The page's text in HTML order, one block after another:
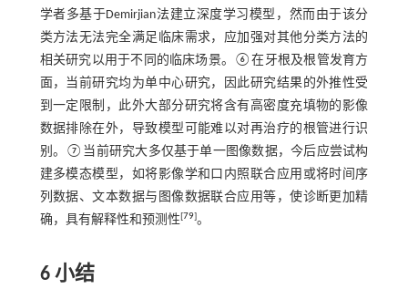
学者多基于Demirjian法建立深度学习模型，然而由于该分
类方法无法完全满足临床需求，应加强对其他分类方法的
相关研究以用于不同的临床场景。⑥在牙根及根管发育方
面，当前研究均为单中心研究，因此研究结果的外推性受
到一定限制，此外大部分研究将含有高密度充填物的影像
数据排除在外，导致模型可能难以对再治疗的根管进行识
别。⑦当前研究大多仅基于单一图像数据，今后应尝试构
建多模态模型，如将影像学和口内照联合应用或将时间序
列数据、文本数据与图像数据联合应用等，使诊断更加精
确，具有解释性和预测性[79]。
6 小结